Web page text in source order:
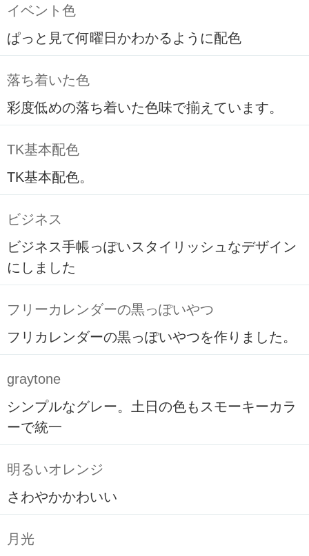
イベント色
ぱっと見て何曜日かわかるように配色
落ち着いた色
彩度低めの落ち着いた色味で揃えています。
TK基本配色
TK基本配色。
ビジネス
ビジネス手帳っぽいスタイリッシュなデザイン
にしました
フリーカレンダーの黒っぽいやつ
フリカレンダーの黒っぽいやつを作りました。
graytone
シンプルなグレー。土日の色もスモーキーカラ
ーで統一
明るいオレンジ
さわやかかわいい
月光